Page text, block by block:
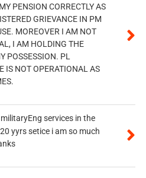
PENSION CORRECTLY AS
GRIEVANCE IN PM
MOREOVER I AM NOT
I AM HOLDING THE
POSSESSION. PL
IS NOT OPERATIONAL AS
services in the
yyrs setice i am so much